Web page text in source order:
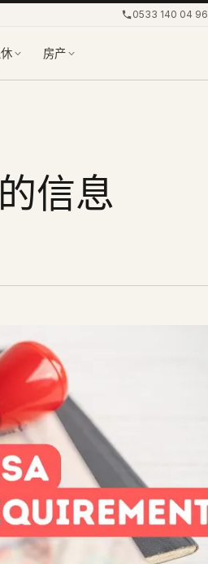
0533 140 04 96
房产
信息